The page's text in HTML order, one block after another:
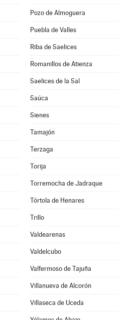
Pozo de Almoguera
Puebla de Valles
Riba de Saelices
Romanillos de Atienza
Saelices de la Sal
Saúca
Sienes
Tamajón
Terzaga
Torija
Torremocha de Jadraque
Tórtola de Henares
Trillo
Valdearenas
Valdelcubo
Valfermoso de Tajuña
Villanueva de Alcorón
Villaseca de Uceda